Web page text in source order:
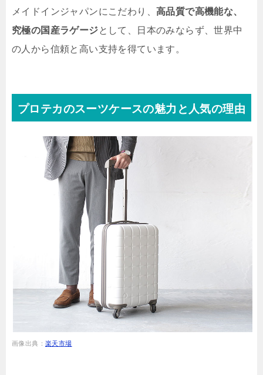
メイドインジャパンにこだわり、 高品質で高機能な、
究極の国産ラゲージとして、日本のみならず、世界中
の人から信頼と高い支持を得ています。
プロテカのスーツケースの魅力と人気の理由
画像出典： 楽天市場